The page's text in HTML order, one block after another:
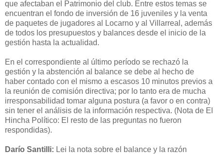
que afectaban el Patrimonio del club. Entre estos temas se
encuentran el fondo de inversión de 16 juveniles y la venta
de paquetes de jugadores al Locarno y al Villarreal, además
de todos los presupuestos y balances desde el inicio de la
gestión hasta la actualidad.
En el correspondiente al último período se rechazó la
gestión y la abstención al balance se debe al hecho de
haber contado con el mismo a escasos 10 minutos previos a
la reunión de comisión directiva; por lo tanto era de mucha
irresponsabilidad tomar alguna postura (a favor o en contra)
sin tener el análisis de la información respectiva. (Nota de El
Hincha Político: El resto de las preguntas no fueron
respondidas).
Darío Santilli: Lei la nota sobre el balance y la razón